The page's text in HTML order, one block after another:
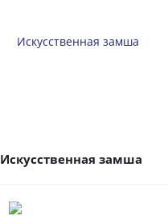
Искусственная замша